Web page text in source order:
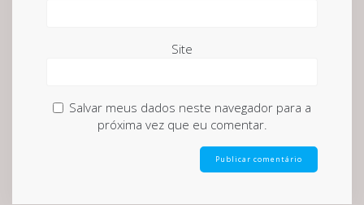
Site
Salvar meus dados neste navegador para a
próxima vez que eu comentar.